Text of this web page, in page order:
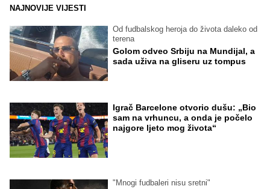
NAJNOVIJE VIJESTI
Od fudbalskog heroja do života daleko od
terena
Golom odveo Srbiju na Mundijal, a
sada uživa na gliseru uz tompus
Igrač Barcelone otvorio dušu: „Bio
sam na vrhuncu, a onda je počelo
najgore ljeto mog života“
"Mnogi fudbaleri nisu sretni"